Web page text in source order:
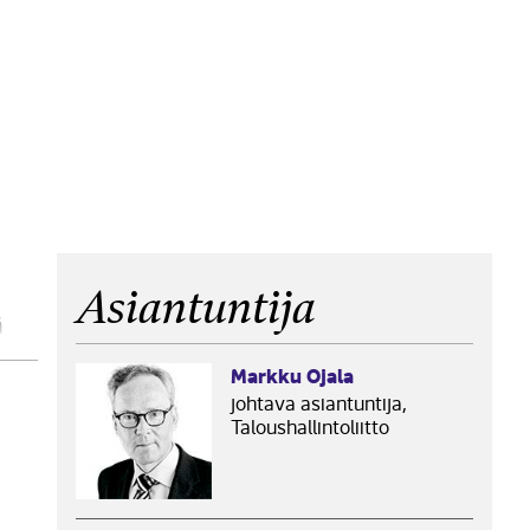
Asiantuntija
Markku Ojala
johtava asiantuntija,
Taloushallintoliitto